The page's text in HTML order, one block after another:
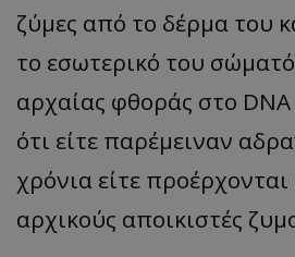
ζύμες από το δέρμα του
το εσωτερικό του
αρχαίας φθοράς στο DNA
ότι είτε παρέμειναν
χρόνια είτε
αρχικούς αποικιστές